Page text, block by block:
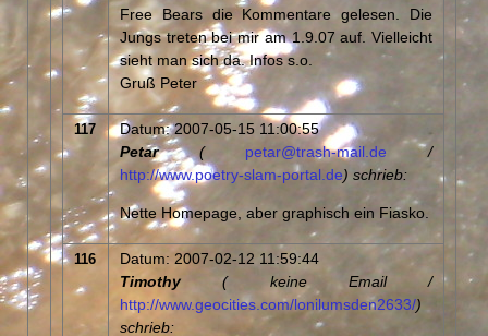
Free Bears die Kommentare gelesen. Die
Jungs treten bei mir am 1.9.07 auf. Vielleicht
sieht man sich da. Infos s.o.
Gruß Peter
117
Datum: 2007-05-15 11:00:55
Petar( petar@trash-mail.de /
http://www.poetry-slam-portal.de) schrieb:
Nette Homepage, aber graphisch ein Fiasko.
116
Datum: 2007-02-12 11:59:44
Timothy( keine Email /
http://www.geocities.com/lonilumsden2633/)
schrieb: